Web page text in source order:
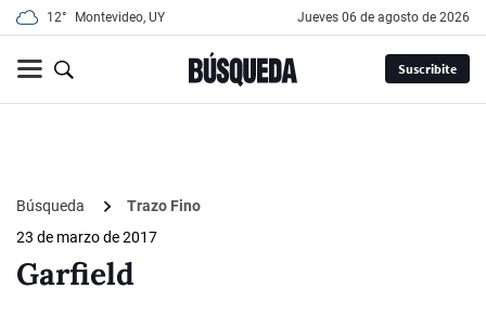
12° Montevideo, UY jueves 06 de agosto de 2026
Suscribite
Búsqueda
Trazo Fino
23 de marzo de 2017
Garfield